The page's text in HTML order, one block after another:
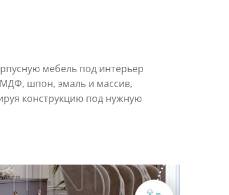
мебель под интерьер
шпон, эмаль и массив,
конструкцию под нужную